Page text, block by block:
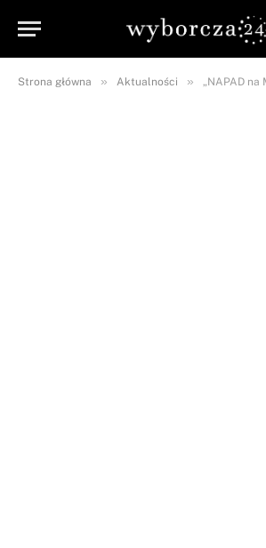
Strona główna » Aktualności » „NAPAD na